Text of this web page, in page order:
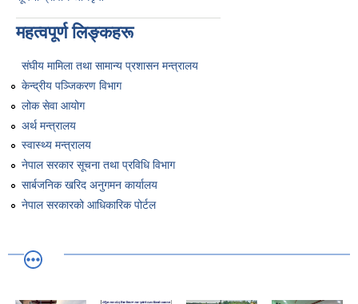
महत्वपूर्ण लिङ्कहरू
संघीय मामिला तथा सामान्य प्रशासन मन्त्रालय
केन्द्रीय पञ्जिकरण विभाग
लोक सेवा आयोग
अर्थ मन्त्रालय
स्वास्थ्य मन्त्रालय
नेपाल सरकार सूचना तथा प्रविधि विभाग
सार्बजनिक खरिद अनुगमन कार्यालय
नेपाल सरकारको आधिकारिक पोर्टल